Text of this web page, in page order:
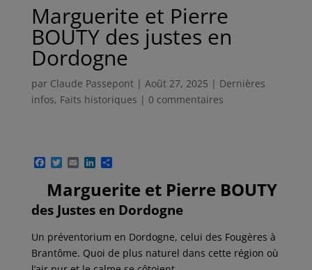
Marguerite et Pierre
BOUTY des justes en
Dordogne
par Claude Passepont| Août 27, 2025 | Dernières
infos, Faits historiques | 0 commentaires
F
c
e
b
o
k
T
i
t
t
e
r
E
a
i
l
L
n
k
e
d
n
P
r
t
a
g
r
Marguerite et Pierre BOUTY
des Justes en Dordogne
Un préventorium en Dordogne, celui des Fougères à
Brantôme. Quoi de plus naturel dans cette région où